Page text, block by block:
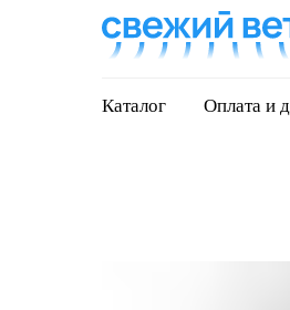
Каталог Оплата и